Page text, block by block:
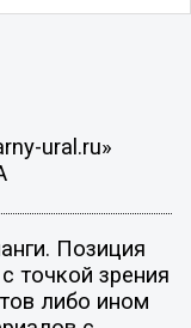
ural.ru»
Позиция
точкой зрения
либо ином